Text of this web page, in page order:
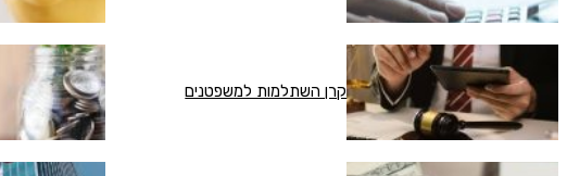
קרן השתלמות למשפטנים